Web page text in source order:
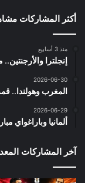
أكثر المشاركات
منذ 3 أسابيع
إنجلترا والأرجنتين..
2026-06-30
المغرب وهولندا..
2026-06-29
ألمانيا وباراغواي
آخر المشاركات